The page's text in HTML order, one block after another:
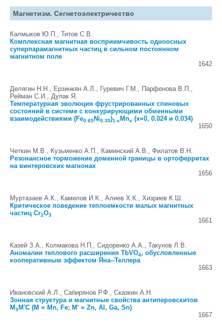
Магнетизм. Сегнетоэлектричество
Калмыков Ю.П., Титов С.В.
Комплексная магнитная восприимчивость одноосных
суперпарамагнитных частиц в сильном постоянном
магнитном поле
1642
Делягин Н.Н., Ерзинкян А.Л., Гуревич Г.М., Парфенова В.П.,
Рейман С.И., Дупак Я.
Температурная эволюция фрустрированных спиновых
состояний в системе с конкурирующими обменными
взаимодействиями (Fe0.65Ni0.35)1-x Mnx (x=0, 0.024 и 0.034)
1650
Четкин М.В., Кузьменко А.П., Каминский А.В., Филатов В.Н.
Резонансное торможение доменной границы в ортоферритах
на винтеровских магнонах
1656
Муртазаев А.К., Камилов И.К., Алиев Х.К., Хизриев К.Ш.
Критическое поведение теплоемкости малых магнитных
частиц Cr2O3
1661
Казей З.А., Колмакова Н.П., Сидоренко А.А., Такунов Л.В.
Аномалии теплового расширения TbVO4, обусловленные
кооперативным эффектом Яна--Теллера
1663
Ивановский А.Л., Сабирянов Р.Ф., Сказкин А.Н.
Зонная структура и магнитные свойства антиперовскитов
M3M'C (M = Mn, Fe; M' = Zn, Al, Ga, Sn)
1667